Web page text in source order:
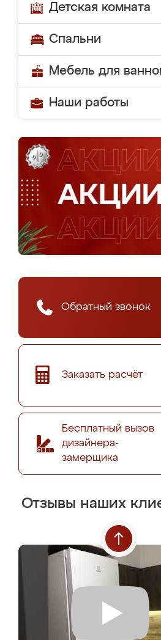
Детская комната
Спальни
Мебель для
Наши работы
Обратный звонок
Заказать расчёт
Бесплатный вызов
дизайнера-
замерщика
Отзывы наших